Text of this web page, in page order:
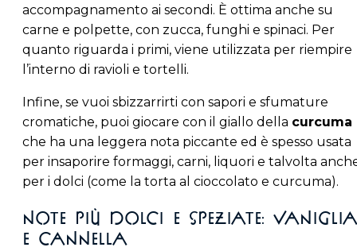
accompagnamento ai secondi. È ottima anche su
carne e polpette, con zucca, funghi e spinaci. Per
quanto riguarda i primi, viene utilizzata per riempire
l’interno di ravioli e tortelli.
Infine, se vuoi sbizzarrirti con sapori e sfumature
cromatiche, puoi giocare con il giallo della curcuma
che ha una leggera nota piccante ed è spesso usata
per insaporire formaggi, carni, liquori e talvolta
per i dolci (come la torta al cioccolato e curcuma).
Note più dolci e speziate: vaniglia
e cannella